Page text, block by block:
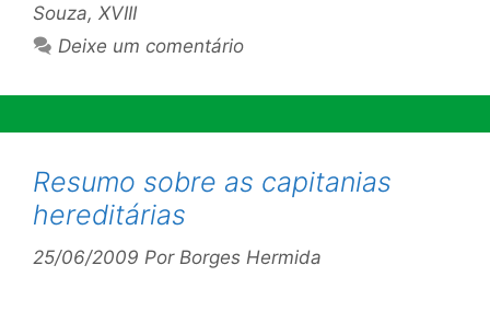
Souza, XVIII
Deixe um comentário
Resumo sobre as capitanias
hereditárias
25/06/2009 Por Borges Hermida